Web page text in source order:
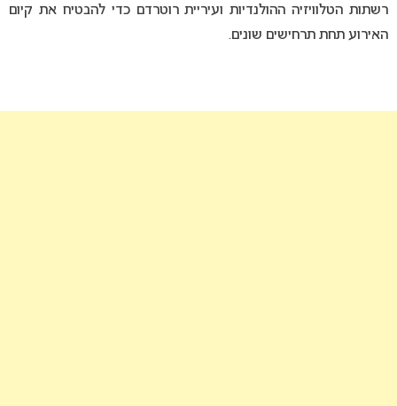
רשתות הטלוויזיה ההולנדיות ועיריית רוטרדם כדי להבטיח את קיום
האירוע תחת תרחישים שונים.